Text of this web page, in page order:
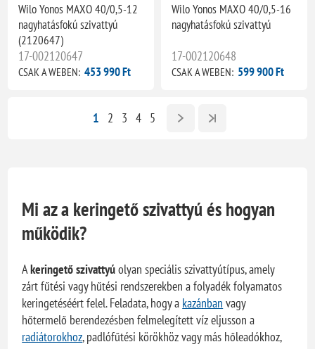
Wilo Yonos MAXO 40/0,5-12
nagyhatásfokú szivattyú
(2120647)
17-002120647
CSAK A WEBEN: 453 990 Ft
Wilo Yonos MAXO 40/0,5-16
nagyhatásfokú szivattyú
17-002120648
CSAK A WEBEN: 599 900 Ft
1 2 3 4 5
Mi az a keringető szivattyú és hogyan
működik?
Akeringető szivattyúolyan speciális szivattyútípus, amely
zárt fűtési vagy hűtési rendszerekben a folyadék folyamatos
keringetéséért felel. Feladata, hogy a kazánban vagy
hőtermelő berendezésben felmelegített víz eljusson a
radiátorokhoz, padlófűtési körökhöz vagy más hőleadókhoz,